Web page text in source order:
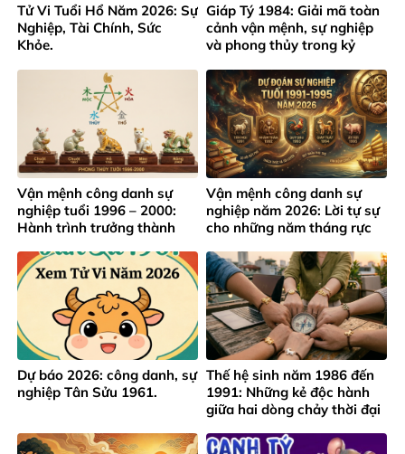
Tử Vi Tuổi Hổ Năm 2026: Sự
Nghiệp, Tài Chính, Sức
Khỏe.
Giáp Tý 1984: Giải mã toàn
cảnh vận mệnh, sự nghiệp
và phong thủy trong kỷ
Vận mệnh công danh sự
nghiệp tuổi 1996 – 2000:
Hành trình trưởng thành
Vận mệnh công danh sự
nghiệp năm 2026: Lời tự sự
cho những năm tháng rực
Dự báo 2026: công danh, sự
nghiệp Tân Sửu 1961.
Thế hệ sinh năm 1986 đến
1991: Những kẻ độc hành
giữa hai dòng chảy thời đại